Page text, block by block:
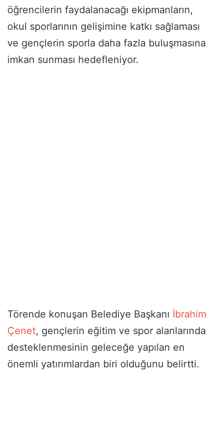
öğrencilerin faydalanacağı ekipmanların,
okul sporlarının gelişimine katkı sağlaması
ve gençlerin sporla daha fazla buluşmasına
imkan sunması hedefleniyor.
Törende konuşan Belediye Başkanı İbrahim
Çenet, gençlerin eğitim ve spor alanlarında
desteklenmesinin geleceğe yapılan en
önemli yatırımlardan biri olduğunu belirtti.